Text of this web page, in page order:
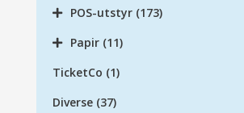
POS-utstyr (173)
Papir (11)
TicketCo (1)
Diverse (37)